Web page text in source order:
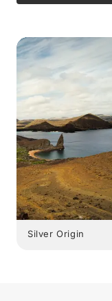
Silver Origin